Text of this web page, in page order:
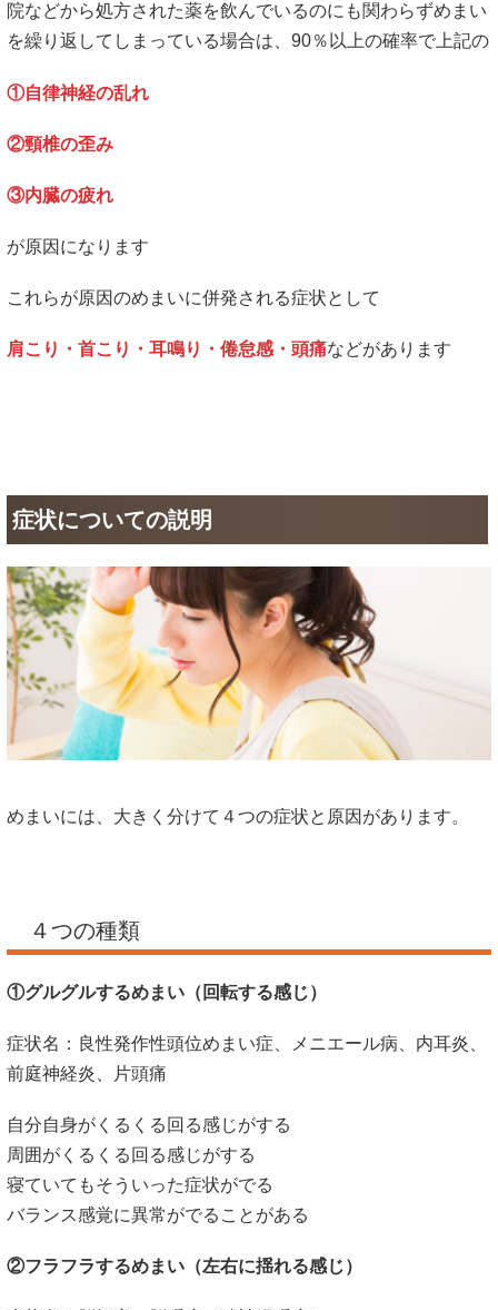
院などから処方された薬を飲んでいるのにも関わらずめまい
を繰り返してしまっている場合は、90％以上の確率で上記の
①自律神経の乱れ
②頸椎の歪み
③内臓の疲れ
が原因になります
これらが原因のめまいに併発される症状として
肩こり・首こり・耳鳴り・倦怠感・頭痛などがあります
症状についての説明
めまいには、大きく分けて４つの症状と原因があります。
４つの種類
①グルグルするめまい（回転する感じ）
症状名：良性発作性頭位めまい症、メニエール病、内耳炎、
前庭神経炎、片頭痛
自分自身がくるくる回る感じがする
周囲がくるくる回る感じがする
寝ていてもそういった症状がでる
バランス感覚に異常がでることがある
②フラフラするめまい（左右に揺れる感じ）